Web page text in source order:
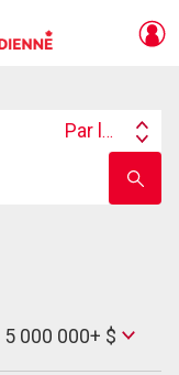
Search
Par lieu
nom
Max
Price
5 000 000+ $